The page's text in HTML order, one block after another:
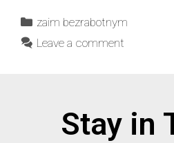
zaim bezrabotnym
Leave a comment
Stay in